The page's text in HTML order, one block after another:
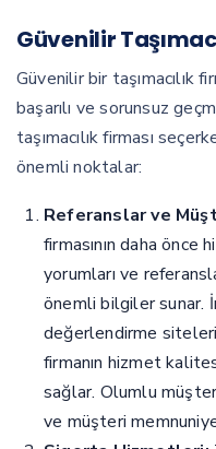
Güvenilir
Güvenilir bir taşımacılık
başarılı ve sorunsuz
taşımacılık firması
önemli noktalar:
Referanslar ve
firmasının daha
yorumları ve
önemli bilgiler sunar.
değerlendirme
firmanın hizmet
sağlar. Olumlu
ve müşteri